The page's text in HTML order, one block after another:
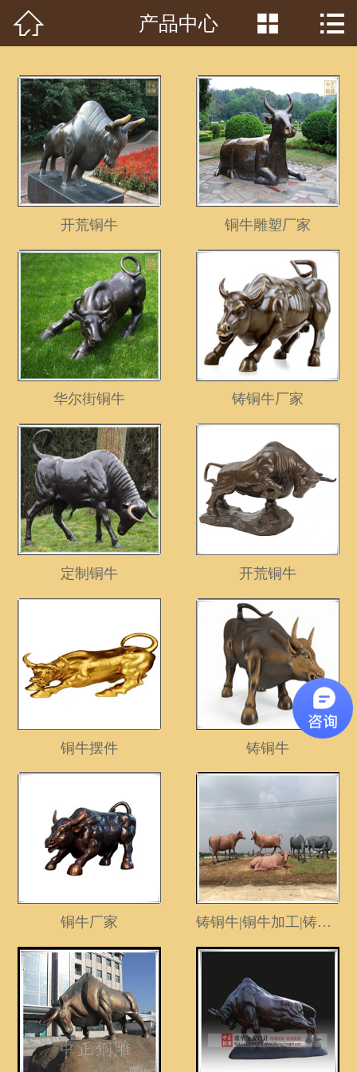
首页
工程案例
产品中心
客户见证
常识问答
荣誉资质
泥塑鉴赏
联系我们
 产品中心  
开荒铜牛 铜牛雕塑厂家
华尔街铜牛 铸铜牛厂家
定制铜牛 开荒铜牛
铜牛摆件 铸铜牛
铜牛厂家 铸铜牛|铜牛加工|铸铜雕塑牛